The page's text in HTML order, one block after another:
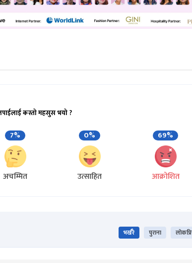
कस्तो महसुस भयो ?
7%
अचम्मित
0%
उत्साहित
69%
आक्रोशित
भर्खरै पुराना